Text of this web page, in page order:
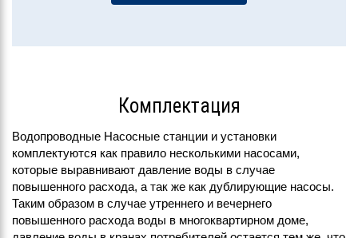
Комплектация
Водопроводные Насосные станции и установки
комплектуются как правило несколькими насосами,
которые выравнивают давление воды в случае
повышенного расхода, а так же как дублирующие насосы.
Таким образом в случае утреннего и вечернего
повышенного расхода воды в многоквартирном доме,